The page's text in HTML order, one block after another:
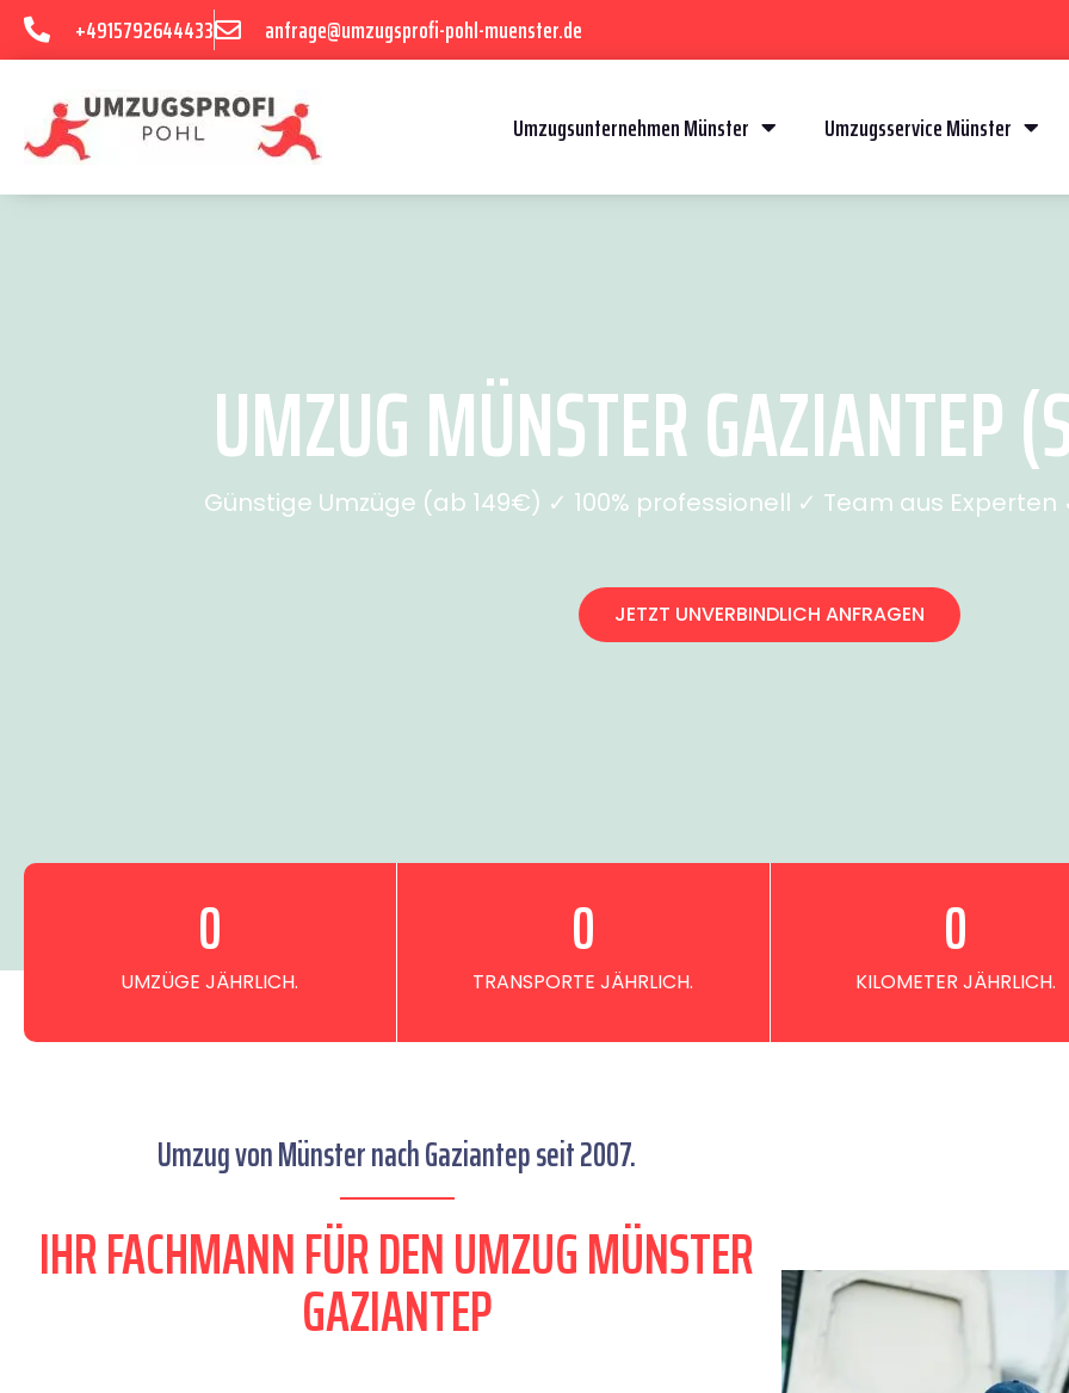
+4915792644433 anfrage@umzugsprofi-pohl-muenster.de
Umzugsunternehmen Münster Umzugsservice Münster
UMZUG MÜNSTER GAZIANTEP
Günstige Umzüge (ab 149€) ✓ 100% professionell ✓ Team aus
JETZT UNVERBINDLICH ANFRAGEN
UMZÜGE JÄHRLICH.
0
TRANSPORTE JÄHRLICH.
0
KILOMETER JÄHRLICH.
0
Umzug von Münster nach Gaziantep seit 2007.
IHR FACHMANN FÜR DEN UMZUG MÜNSTER
GAZIANTEP